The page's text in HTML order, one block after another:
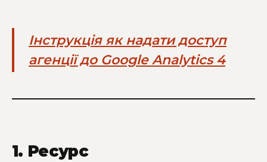
Інструкція як надати доступ
агенції до Google Analytics 4
1. Ресурс